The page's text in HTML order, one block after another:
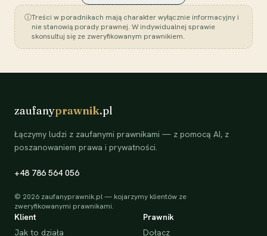
ⓘTreści w poradnikach mają charakter wyłącznie informacyjny i
nie stanowią porady prawnej. W indywidualnej sprawie
skonsultuj się ze zweryfikowanym prawnikiem.
zaufanyprawnik.pl
Łączymy ludzi z zaufanymi prawnikami — z pomocą AI, z
poszanowaniem prawa i prywatności.
+48 786 564 056
© 2026 zaufanyprawnik.pl — kojarzymy klientów ze
zweryfikowanymi prawnikami.
Klient
Jak to działa
Prawnik
Dołącz